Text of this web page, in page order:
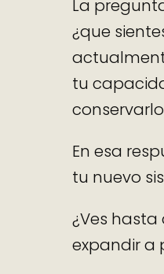
La
¿que
tu
En esa
tu nuevo
¿Ves
expandir a